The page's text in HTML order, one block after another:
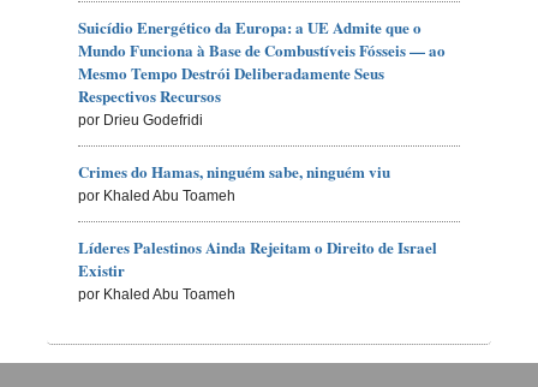
Suicídio Energético da Europa: a UE Admite que o
Mundo Funciona à Base de Combustíveis Fósseis — ao
Mesmo Tempo Destrói Deliberadamente Seus
Respectivos Recursos
por Drieu Godefridi
Crimes do Hamas, ninguém sabe, ninguém viu
por Khaled Abu Toameh
Líderes Palestinos Ainda Rejeitam o Direito de Israel
Existir
por Khaled Abu Toameh